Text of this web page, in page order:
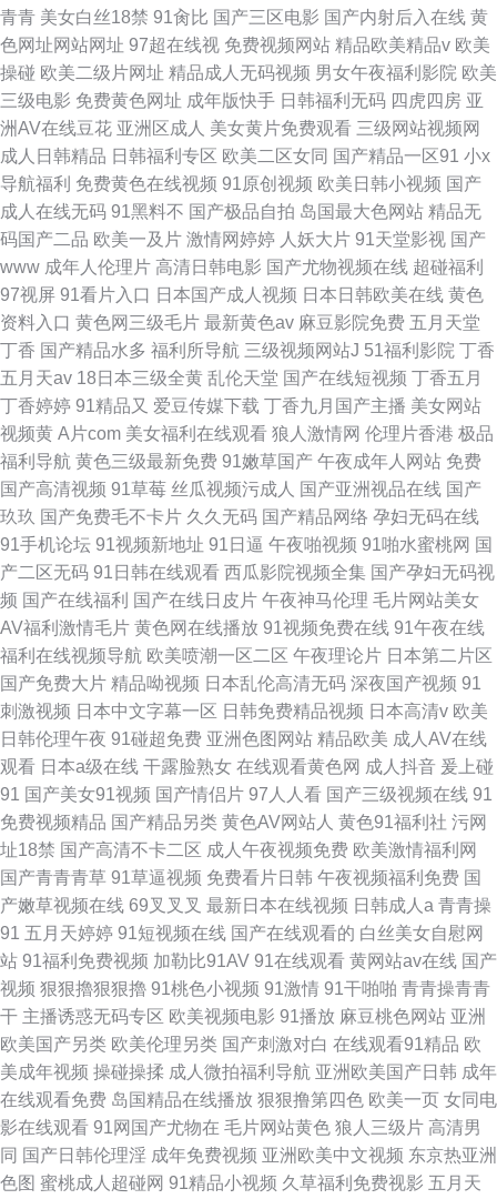
青青 美女白丝18禁 91肏比 国产三区电影 国产内射后入在线 黄
色网址网站网址 97超在线视 免费视频网站 精品欧美精品v 欧美
操碰 欧美二级片网址 精品成人无码视频 男女午夜福利影院 欧美
三级电影 免费黄色网址 成年版快手 日韩福利无码 四虎四房 亚
洲AV在线豆花 亚洲区成人 美女黄片免费观看 三级网站视频网
成人日韩精品 日韩福利专区 欧美二区女同 国产精品一区91 小x
导航福利 免费黄色在线视频 91原创视频 欧美日韩小视频 国产
成人在线无码 91黑料不 国产极品自拍 岛国最大色网站 精品无
码国产二品 欧美一及片 激情网婷婷 人妖大片 91天堂影视 国产
www 成年人伦理片 高清日韩电影 国产尤物视频在线 超碰福利
97视屏 91看片入口 日本国产成人视频 日本日韩欧美在线 黄色
资料入口 黄色网三级毛片 最新黄色av 麻豆影院免费 五月天堂
丁香 国产精品水多 福利所导航 三级视频网站J 51福利影院 丁香
五月天av 18日本三级全黄 乱伦天堂 国产在线短视频 丁香五月
丁香婷婷 91精品又 爱豆传媒下载 丁香九月国产主播 美女网站
视频黄 A片com 美女福利在线观看 狼人激情网 伦理片香港 极品
福利导航 黄色三级最新免费 91嫩草国产 午夜成年人网站 免费
国产高清视频 91草莓 丝瓜视频污成人 国产亚洲视品在线 国产
玖玖 国产免费毛不卡片 久久无码 国产精品网络 孕妇无码在线
91手机论坛 91视频新地址 91日逼 午夜啪视频 91啪水蜜桃网 国
产二区无码 91日韩在线观看 西瓜影院视频全集 国产孕妇无码视
频 国产在线福利 国产在线日皮片 午夜神马伦理 毛片网站美女
AV福利激情毛片 黄色网在线播放 91视频免费在线 91午夜在线
福利在线视频导航 欧美喷潮一区二区 午夜理论片 日本第二片区
国产免费大片 精品呦视频 日本乱伦高清无码 深夜国产视频 91
刺激视频 日本中文字幕一区 日韩免费精品视频 日本高清v 欧美
日韩伦理午夜 91碰超免费 亚洲色图网站 精品欧美 成人AV在线
观看 日本a级在线 干露脸熟女 在线观看黄色网 成人抖音 爰上碰
91 国产美女91视频 国产情侣片 97人人看 国产三级视频在线 91
免费视频精品 国产精品另类 黄色AV网站人 黄色91福利社 污网
址18禁 国产高清不卡二区 成人午夜视频免费 欧美激情福利网
国产青青青草 91草逼视频 免费看片日韩 午夜视频福利免费 国
产嫩草视频在线 69叉叉叉 最新日本在线视频 日韩成人a 青青操
91 五月天婷婷 91短视频在线 国产在线观看的 白丝美女自慰网
站 91福利免费视频 加勒比91AV 91在线观看 黄网站av在线 国产
视频 狠狠擼狠狠擼 91桃色小视频 91激情 91干啪啪 青青操青青
干 主播诱惑无码专区 欧美视频电影 91播放 麻豆桃色网站 亚洲
欧美国产另类 欧美伦理另类 国产刺激对白 在线观看91精品 欧
美成年视频 操碰操揉 成人微拍福利导航 亚洲欧美国产日韩 成年
在线观看免费 岛国精品在线播放 狠狠撸第四色 欧美一页 女同电
影在线观看 91网国产尤物在 毛片网站黄色 狼人三级片 高清男
同 国产日韩伦理淫 成年免费视频 亚洲欧美中文视频 东京热亚洲
色图 蜜桃成人超碰网 91精品小视频 久草福利免费视影 五月天